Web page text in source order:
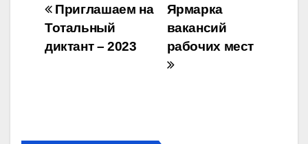
Навигация
по
Ярмарка
вакансий
рабочих мест
Приглашаем на
Тотальный
диктант – 2023